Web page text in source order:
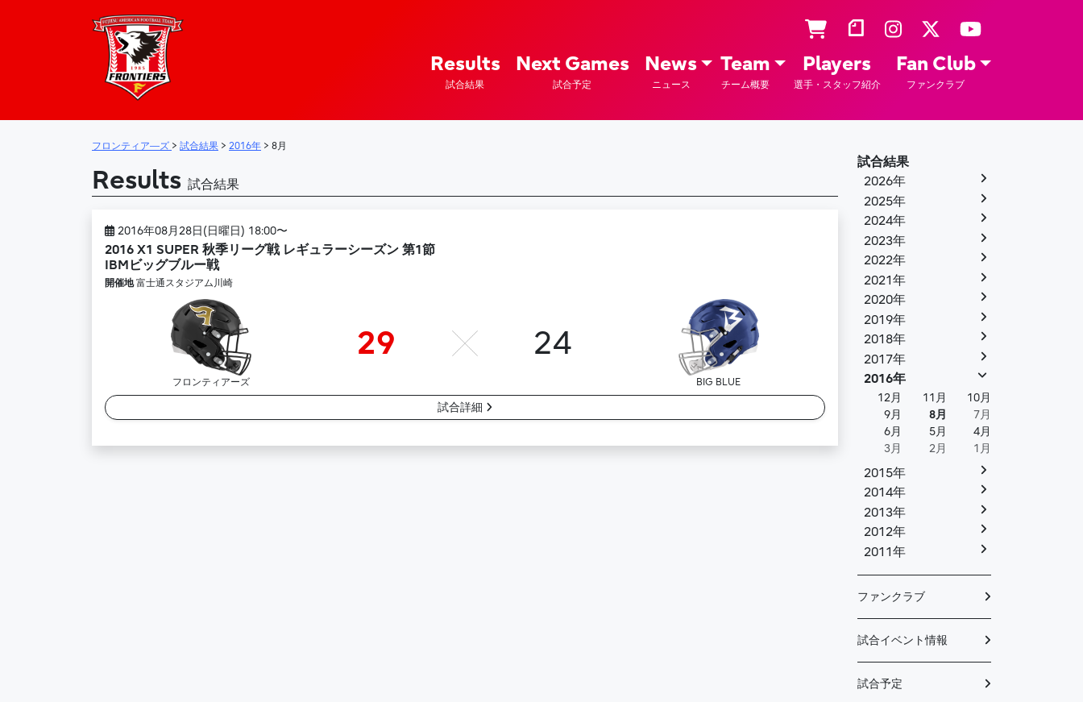
メインナビゲーション
Results
試合結果
Next Games
試合予定
News
ニュース
Team
チーム概要
Players
選手・スタッフ紹介
Fan Club
ファンクラブ
フロンティア―ズ > 試合結果 > 2016年 > 8月
Results 試合結果
2016年08月28日(日曜日) 18:00〜
2016 X1 SUPER 秋季リーグ戦 レギュラーシーズン 第1節
IBMビッグブルー戦
開催地富士通スタジアム川崎
フロンティアーズ
29 24
BIG BLUE
試合詳細
試合結果
2026年
2025年
2024年
2023年
2022年
2021年
2020年
2019年
2018年
2017年
2016年
12月 11月
10月
9月
8月
7月
6月
5月
4月
3月
2月 1月
2015年
2014年
2013年
2012年
2011年
ファンクラブ
試合イベント情報
試合予定